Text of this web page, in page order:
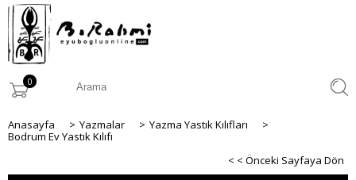
0
Anasayfa > Yazmalar > Yazma Yastık Kılıfları
>
Bodrum Ev Yastık Kılıfı
< < Önceki Sayfaya Dön